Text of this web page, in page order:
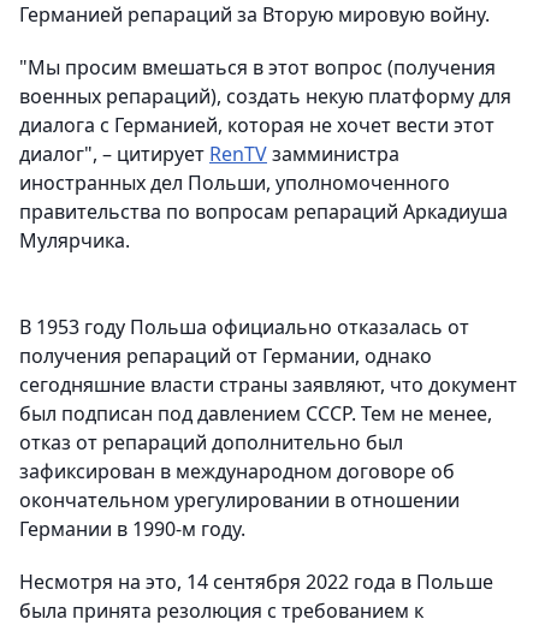
Германией репараций за Вторую мировую войну.
"Мы просим вмешаться в этот вопрос (получения
военных репараций), создать некую платформу для
диалога с Германией, которая не хочет вести этот
диалог", – цитирует RenTVзамминистра
иностранных дел Польши, уполномоченного
правительства по вопросам репараций Аркадиуша
Мулярчика.
В 1953 году Польша официально отказалась от
получения репараций от Германии, однако
сегодняшние власти страны заявляют, что документ
был подписан под давлением СССР. Тем не менее,
отказ от репараций дополнительно был
зафиксирован в международном договоре об
окончательном урегулировании в отношении
Германии в 1990-м году.
Несмотря на это, 14 сентября 2022 года в Польше
была принята резолюция с требованием к